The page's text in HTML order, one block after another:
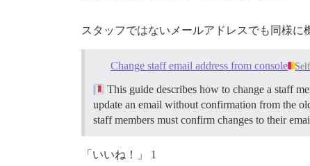
スタッフではないメールアドレスでも同様に
Change staff email address from console
This guide describes how to change a staff
update an email without confirmation from the
staff members must confirm changes to their
「いいね！」 1